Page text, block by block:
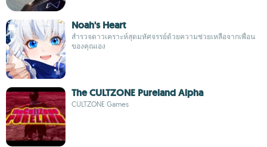
Noah's Heart
สำรวจดาวเคราะห์สุดมหัศจรรย์ด้วยความช่วยเหลือจากเพื่อน
ของคุณเอง
The CULTZONE Pureland Alpha
CULTZONE Games